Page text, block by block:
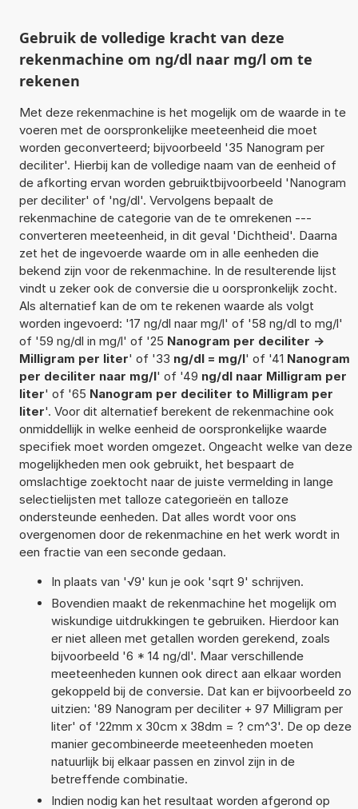
Gebruik de volledige kracht van deze
rekenmachine om ng/dl naar mg/l om te
rekenen
Met deze rekenmachine is het mogelijk om de waarde in te
voeren met de oorspronkelijke meeteenheid die moet
worden geconverteerd; bijvoorbeeld '35 Nanogram per
deciliter'. Hierbij kan de volledige naam van de eenheid of
de afkorting ervan worden gebruiktbijvoorbeeld 'Nanogram
per deciliter' of 'ng/dl'. Vervolgens bepaalt de
rekenmachine de categorie van de te omrekenen ---
converteren meeteenheid, in dit geval 'Dichtheid'. Daarna
zet het de ingevoerde waarde om in alle eenheden die
bekend zijn voor de rekenmachine. In de resulterende lijst
vindt u zeker ook de conversie die u oorspronkelijk zocht.
Als alternatief kan de om te rekenen waarde als volgt
worden ingevoerd: '17 ng/dl naar mg/l' of '58 ng/dl to mg/l'
of '59 ng/dl in mg/l' of '25 Nanogram per deciliter ->
Milligram per liter' of '33 ng/dl = mg/l' of '41 Nanogram
per deciliter naar mg/l' of '49 ng/dl naar Milligram per
liter' of '65 Nanogram per deciliter to Milligram per
liter'. Voor dit alternatief berekent de rekenmachine ook
onmiddellijk in welke eenheid de oorspronkelijke waarde
specifiek moet worden omgezet. Ongeacht welke van deze
mogelijkheden men ook gebruikt, het bespaart de
omslachtige zoektocht naar de juiste vermelding in lange
selectielijsten met talloze categorieën en talloze
ondersteunde eenheden. Dat alles wordt voor ons
overgenomen door de rekenmachine en het werk wordt in
een fractie van een seconde gedaan.
In plaats van '√9' kun je ook 'sqrt 9' schrijven.
Bovendien maakt de rekenmachine het mogelijk om
wiskundige uitdrukkingen te gebruiken. Hierdoor kan
er niet alleen met getallen worden gerekend, zoals
bijvoorbeeld '6 * 14 ng/dl'. Maar verschillende
meeteenheden kunnen ook direct aan elkaar worden
gekoppeld bij de conversie. Dat kan er bijvoorbeeld zo
uitzien: '89 Nanogram per deciliter + 97 Milligram per
liter' of '22mm x 30cm x 38dm = ? cm^3'. De op deze
manier gecombineerde meeteenheden moeten
natuurlijk bij elkaar passen en zinvol zijn in de
betreffende combinatie.
Indien nodig kan het resultaat worden afgerond op